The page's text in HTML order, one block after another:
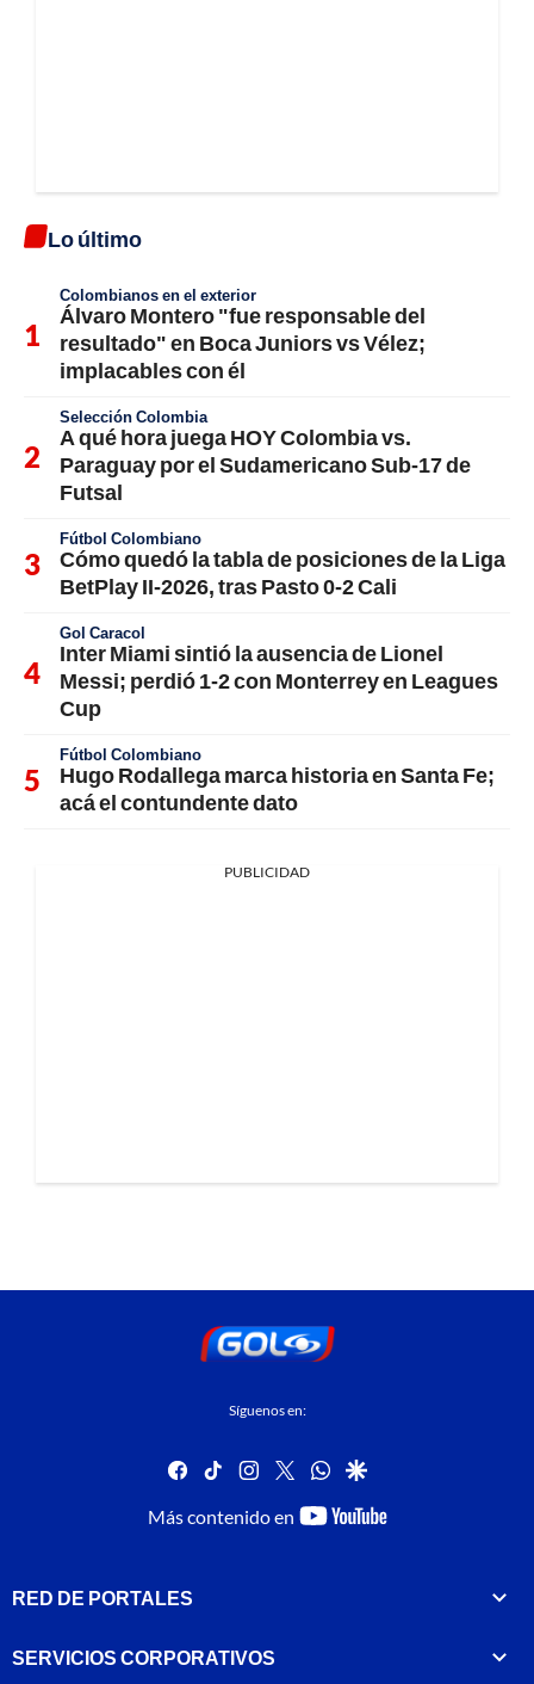
Lo último
Colombianos en el exterior
Álvaro Montero "fue responsable del
resultado" en Boca Juniors vs Vélez;
implacables con él
Selección Colombia
A qué hora juega HOY Colombia vs.
Paraguay por el Sudamericano Sub-17 de
Futsal
Fútbol Colombiano
Cómo quedó la tabla de posiciones de la Liga
BetPlay II-2026, tras Pasto 0-2 Cali
Gol Caracol
Inter Miami sintió la ausencia de Lionel
Messi; perdió 1-2 con Monterrey en Leagues
Cup
Fútbol Colombiano
Hugo Rodallega marca historia en Santa Fe;
acá el contundente dato
PUBLICIDAD
Síguenos en:
facebook
tiktok instagram
twitterwhatsapp
google
Más contenido en
youtube-
RED DE PORTALES
SERVICIOS CORPORATIVOS